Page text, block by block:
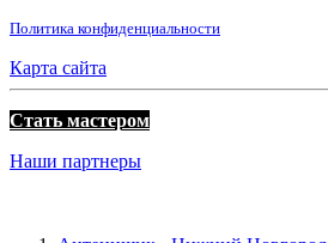
Политика конфиденциальности
Карта сайта
Стать мастером
Наши партнеры